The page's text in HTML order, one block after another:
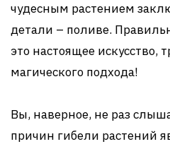
чудесным растением
детали – поливе.
это настоящее искусство,
магического подхода!
Вы, наверное, не раз
причин гибели растений